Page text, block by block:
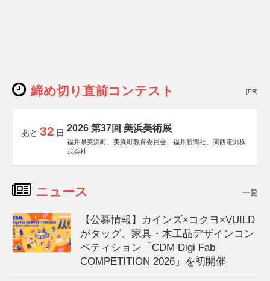
締め切り直前コンテスト [PR]
あと 32 日 2026 第37回 美浜美術展
福井県美浜町、美浜町教育委員会、福井新聞社、関西電力株
式会社
ニュース 一覧
【公募情報】カインズ×コクヨ×VUILD
がタッグ、家具・木工品デザインコン
ペティション「CDM Digi Fab
COMPETITION 2026」を初開催